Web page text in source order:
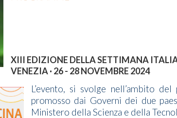
XIII EDIZIONE DELLA SETTIMANA
VENEZIA · 26 - 28 NOVEMBRE 2024
L’evento, si svolge nell’ambito
promosso dai Governi dei due
Ministero della Scienza e della